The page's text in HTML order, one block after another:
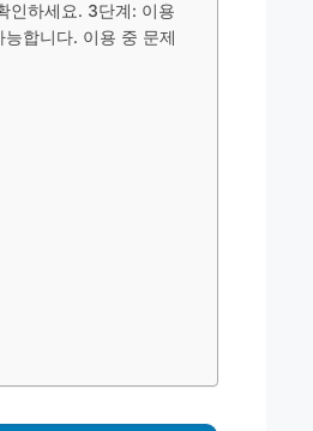
인하세요. 3단계: 이용
합니다. 이용 중 문제